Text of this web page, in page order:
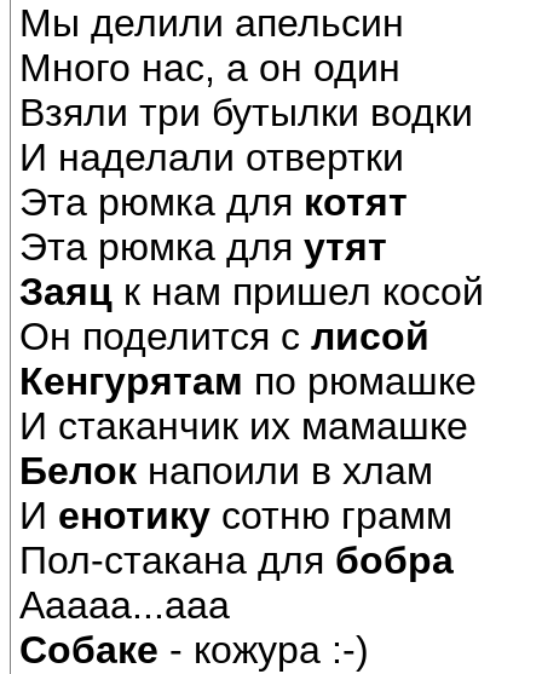
Мы делили апельсин
Много нас, а он один
Взяли три бутылки водки
И наделали отвертки
Эта рюмка для котят
Эта рюмка для утят
Заяц к нам пришел косой
Он поделится с лисой
Кенгурятам по рюмашке
И стаканчик их мамашке
Белок напоили в хлам
И енотику сотню грамм
Пол-стакана для бобра
Ааааа...ааа
Собаке - кожура :-)